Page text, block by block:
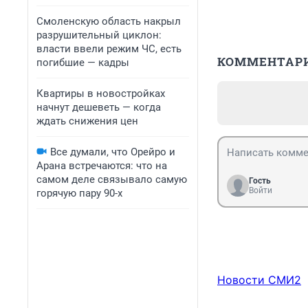
Смоленскую область накрыл
разрушительный циклон:
власти ввели режим ЧС, есть
погибшие — кадры
Квартиры в новостройках
начнут дешеветь — когда
ждать снижения цен
Все думали, что Орейро и
Арана встречаются: что на
самом деле связывало самую
горячую пару 90-х
Гость
Войти
Новости СМИ2